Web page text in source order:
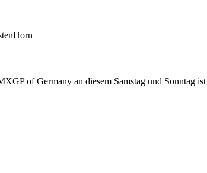
of Germany an diesem Samstag und Sonntag